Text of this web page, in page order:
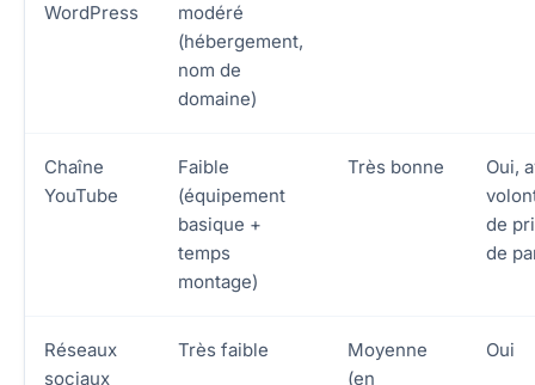
WordPress
modéré
(hébergement,
nom de
domaine)
Chaîne
YouTube
Faible
(équipement
basique +
temps
montage)
Très bonne
Oui,
de
de
Réseaux
sociaux
Très faible
Moyenne
(en
Oui